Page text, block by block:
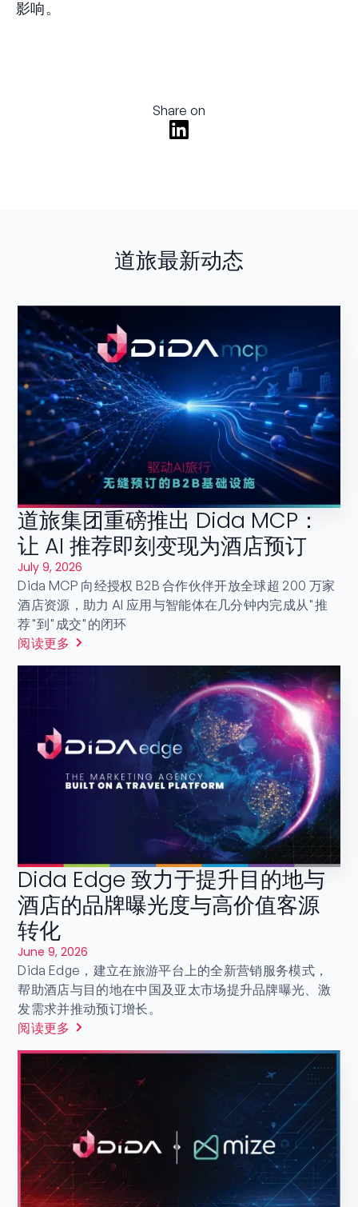
影响。
Share on
道旅最新动态
道旅集团重磅推出 Dida MCP：
让 AI 推荐即刻变现为酒店预订
July 9, 2026
Dida MCP 向经授权 B2B 合作伙伴开放全球超 200 万家
酒店资源，助力 AI 应用与智能体在几分钟内完成从"推
荐"到"成交"的闭环
阅读更多
Dida Edge 致力于提升目的地与
酒店的品牌曝光度与高价值客源
转化
June 9, 2026
Dida Edge，建立在旅游平台上的全新营销服务模式，
帮助酒店与目的地在中国及亚太市场提升品牌曝光、激
发需求并推动预订增长。
阅读更多